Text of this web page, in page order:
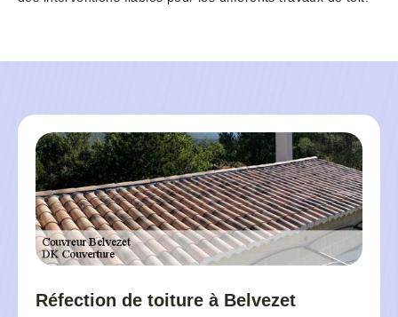
Réfection de toiture à Belvezet